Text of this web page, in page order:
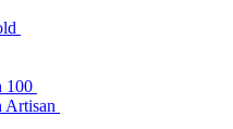
100
Artisan